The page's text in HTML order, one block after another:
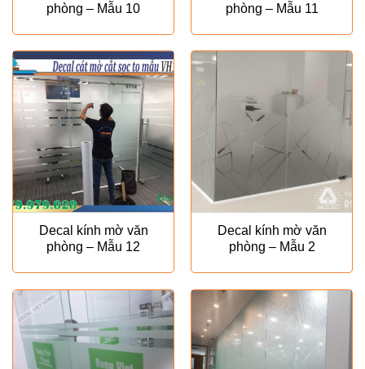
phòng – Mẫu 10
phòng – Mẫu 11
Decal kính mờ văn
phòng – Mẫu 12
Decal kính mờ văn
phòng – Mẫu 2